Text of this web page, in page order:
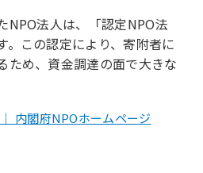
NPO法人は、「認定NPO法
。この認定により、寄附者に
ため、資金調達の面で大きな
内閣府NPOホームページ